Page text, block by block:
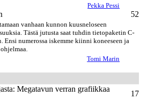
Pekka Pessi
52
vanhaan kunnon kuusneloseen
Tästä jutusta saat tuhdin tietopaketin C-
Ensi numerossa iskemme kiinni koneeseen ja
Tomi Marin
Megatavun verran grafiikkaa
17